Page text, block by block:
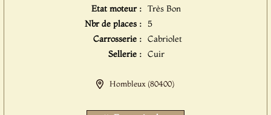
Etat moteur : Très Bon
Nbr de places : 5
Carrosserie : Cabriolet
Sellerie : Cuir
Hombleux (80400)